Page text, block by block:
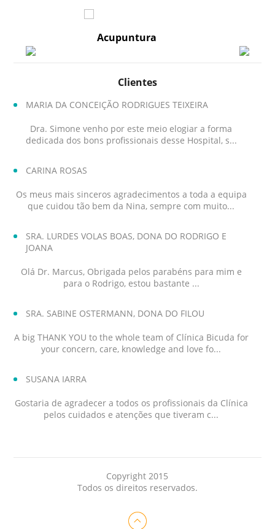
Clientes
MARIA DA CONCEIÇÃO RODRIGUES TEIXEIRA
Dra. Simone venho por este meio elogiar a forma
dedicada dos bons profissionais desse Hospital, s...
CARINA ROSAS
Os meus mais sinceros agradecimentos a toda a equipa
que cuidou tão bem da Nina, sempre com muito...
SRA. LURDES VOLAS BOAS, DONA DO RODRIGO E
JOANA
Olá Dr. Marcus, Obrigada pelos parabéns para mim e
para o Rodrigo, estou bastante ...
SRA. SABINE OSTERMANN, DONA DO FILOU
A big THANK YOU to the whole team of Clínica Bicuda for
your concern, care, knowledge and love fo...
SUSANA IARRA
Gostaria de agradecer a todos os profissionais da Clínica
pelos cuidados e atenções que tiveram c...
Copyright 2015
Todos os direitos reservados.